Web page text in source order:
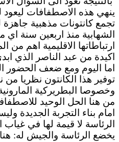
ينهي هذه الاصطفافات ليعود
تجمع كانتونات مذهبية جاهزة
الشهابية منذ اربعين سنة
ارتباطاتها الاقليمية اهم
اكيدة من عبد الناصر الذي
اما اليوم ومع ضعف الحضور
توفير هذا الكانتون نظريا
وخصوصا البطريركية
من هنا الحل الوحيد
امام بناء التجربة الجديدة
الرئاسة لا قيمة لها في
يخضع الرئاسة والجيش له: